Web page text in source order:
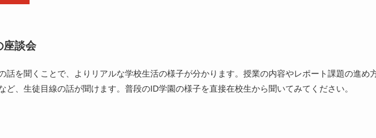
座談会
話を聞くことで、よりリアルな学校生活の様子が分かります。授業の内容やレポート課題の進め
ど、生徒目線の話が聞けます。普段のID学園の様子を直接在校生から聞いてみてください。